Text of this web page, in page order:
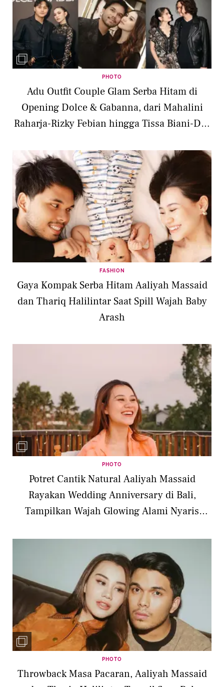
PHOTO
Adu Outfit Couple Glam Serba Hitam di
Opening Dolce & Gabanna, dari Mahalini
Raharja-Rizky Febian hingga Tissa Biani-Dul
FASHION
Gaya Kompak Serba Hitam Aaliyah Massaid
dan Thariq Halilintar Saat Spill Wajah Baby
Arash
PHOTO
Potret Cantik Natural Aaliyah Massaid
Rayakan Wedding Anniversary di Bali,
Tampilkan Wajah Glowing Alami Nyaris
PHOTO
Throwback Masa Pacaran, Aaliyah Massaid